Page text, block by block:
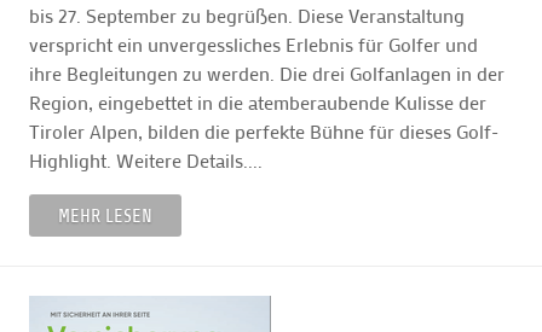
bis 27. September zu begrüßen. Diese Veranstaltung
verspricht ein unvergessliches Erlebnis für Golfer und
ihre Begleitungen zu werden. Die drei Golfanlagen in der
Region, eingebettet in die atemberaubende Kulisse der
Tiroler Alpen, bilden die perfekte Bühne für dieses Golf-
Highlight. Weitere Details....
MEHR LESEN